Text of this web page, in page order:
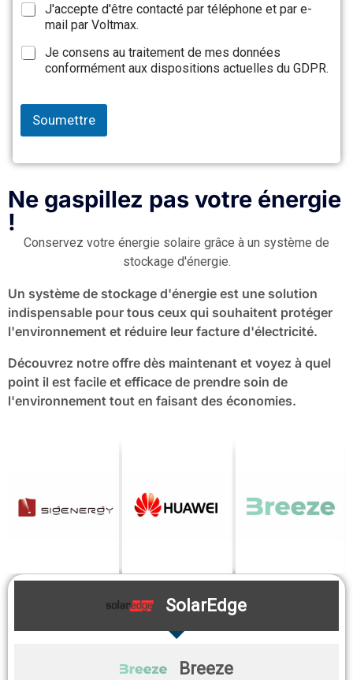
J'accepte d'être contacté par téléphone et par e-
mail par Voltmax.
Je consens au traitement de mes données
conformément aux dispositions actuelles du GDPR.
Soumettre
Ne gaspillez pas votre énergie
!
Conservez votre énergie solaire grâce à un système de
stockage d'énergie.
Un système de stockage d'énergie est une solution
indispensable pour tous ceux qui souhaitent protéger
l'environnement et réduire leur facture d'électricité.
Découvrez notre offre dès maintenant et voyez à quel
point il est facile et efficace de prendre soin de
l'environnement tout en faisant des économies.
SolarEdge
Breeze